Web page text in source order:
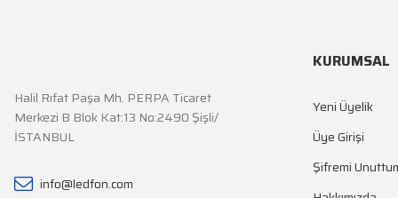
Halil Rıfat Paşa Mh. PERPA Ticaret
Merkezi B Blok Kat:13 No:2490 Şişli/
İSTANBUL
info@ledfon.com
KURUMSAL
Yeni Üyelik
Üye Girişi
Şifremi